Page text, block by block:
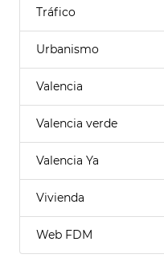
Tráfico
Urbanismo
Valencia
Valencia verde
Valencia Ya
Vivienda
Web FDM